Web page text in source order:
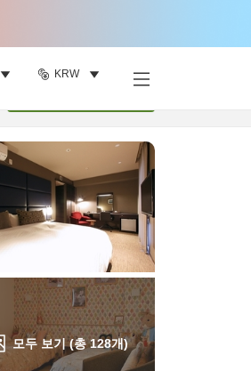
KRW
모두 보기 (총128개)